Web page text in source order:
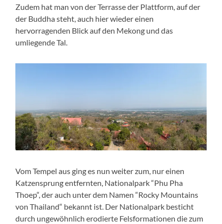
Zudem hat man von der Terrasse der Plattform, auf der
der Buddha steht, auch hier wieder einen
hervorragenden Blick auf den Mekong und das
umliegende Tal.
Vom Tempel aus ging es nun weiter zum, nur einen
Katzensprung entfernten, Nationalpark “Phu Pha
Thoep“, der auch unter dem Namen “Rocky Mountains
von Thailand“ bekannt ist. Der Nationalpark besticht
durch ungewöhnlich erodierte Felsformationen die zum